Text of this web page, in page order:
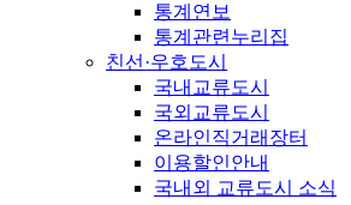
통계연보
통계관련누리집
친선·우호도시
국내교류도시
국외교류도시
온라인직거래장터
이용할인안내
국내외 교류도시 소식